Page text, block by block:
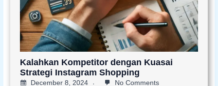
Kalahkan Kompetitor dengan Kuasai
Strategi Instagram Shopping
December 8, 2024 No Comments